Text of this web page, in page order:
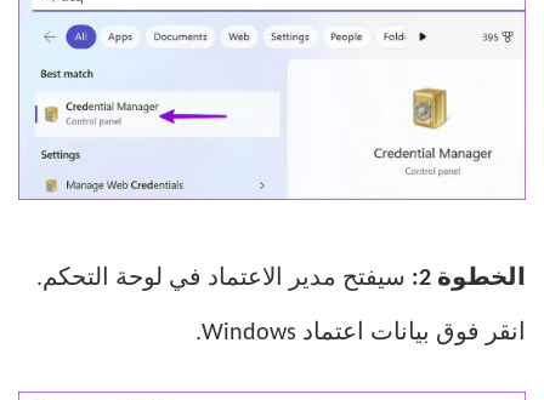
الخطوة 2: سيفتح مدير الاعتماد في لوحة التحكم.
انقر فوق بيانات اعتماد Windows.